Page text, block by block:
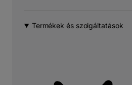
Termékek és szolgáltatások